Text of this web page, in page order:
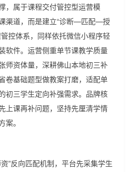
，属于课程交付管控型运营模
渠道，而是建立“诊断—匹配—授
控体系，同样依托微信小程序轻
软件。运营侧重单节课教学质量
师资体量，深耕佛山本地初三补
卷基础题型做教案打磨，适配单
初三学生定向补强需求。品牌核
上课再补问题，坚持先厘清学情
案。
”反向匹配机制，平台先采集学生